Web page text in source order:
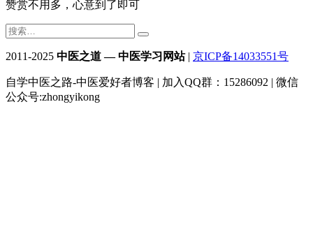
赞赏不用多，心意到了即可
2011-2025 中医之道 — 中医学习网站| 京ICP备14033551号
自学中医之路-中医爱好者博客 | 加入QQ群：15286092 | 微信
公众号:zhongyikong